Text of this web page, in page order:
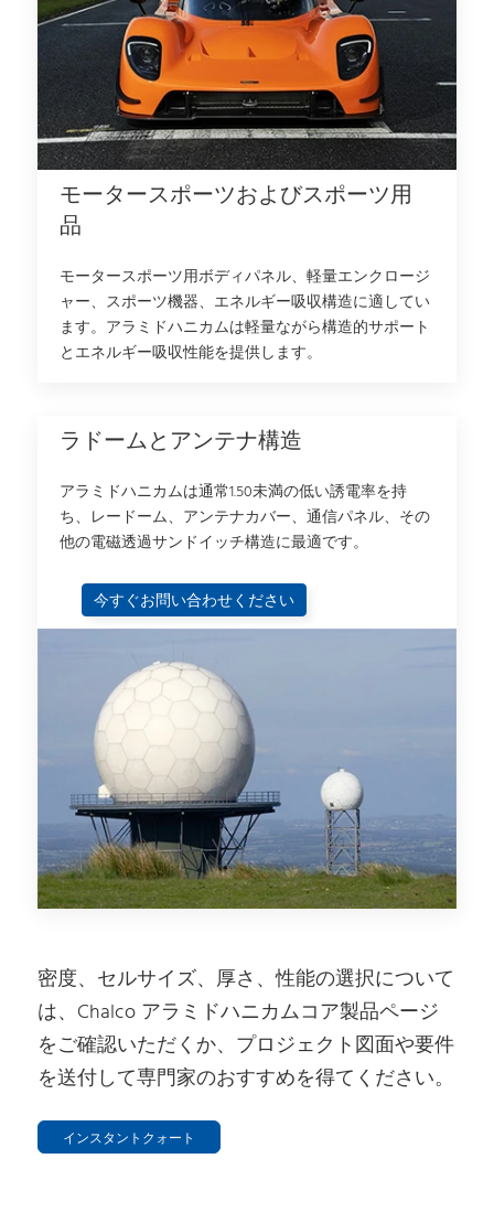
モータースポーツおよびスポーツ用
品
モータースポーツ用ボディパネル、軽量エンクロージ
ャー、スポーツ機器、エネルギー吸収構造に適してい
ます。アラミドハニカムは軽量ながら構造的サポート
とエネルギー吸収性能を提供します。
ラドームとアンテナ構造
アラミドハニカムは通常1.50未満の低い誘電率を持
ち、レードーム、アンテナカバー、通信パネル、その
他の電磁透過サンドイッチ構造に最適です。
今すぐお問い合わせください
密度、セルサイズ、厚さ、性能の選択について
は、Chalco アラミドハニカムコア製品ページ
をご確認いただくか、プロジェクト図面や要件
を送付して専門家のおすすめを得てください。
インスタントクォート